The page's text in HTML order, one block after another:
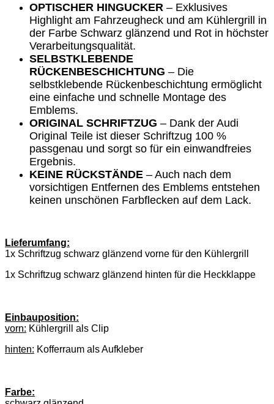
OPTISCHER HINGUCKER – Exklusives
Highlight am Fahrzeugheck und am Kühlergrill in
der Farbe Schwarz glänzend und Rot in höchster
Verarbeitungsqualität.
SELBSTKLEBENDE
RÜCKENBESCHICHTUNG – Die
selbstklebende Rückenbeschichtung ermöglicht
eine einfache und schnelle Montage des
Emblems.
ORIGINAL SCHRIFTZUG – Dank der Audi
Original Teile ist dieser Schriftzug 100 %
passgenau und sorgt so für ein einwandfreies
Ergebnis.
KEINE RÜCKSTÄNDE – Auch nach dem
vorsichtigen Entfernen des Emblems entstehen
keinen unschönen Farbflecken auf dem Lack.
Lieferumfang:
1x Schriftzug schwarz glänzend vorne für den Kühlergrill
1x Schriftzug schwarz glänzend hinten für die Heckklappe
Einbauposition:
vorn: Kühlergrill als Clip
hinten: Kofferraum als Aufkleber
Farbe: